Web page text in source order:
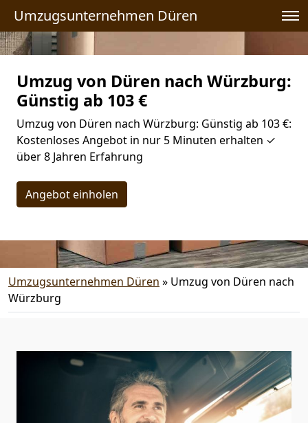
Umzugsunternehmen Düren
Umzug von Düren nach Würzburg:
Günstig ab 103 €
Umzug von Düren nach Würzburg: Günstig ab 103 €:
Kostenloses Angebot in nur 5 Minuten erhalten ✓
über 8 Jahren Erfahrung
Angebot einholen
Umzugsunternehmen Düren » Umzug von Düren nach
Würzburg